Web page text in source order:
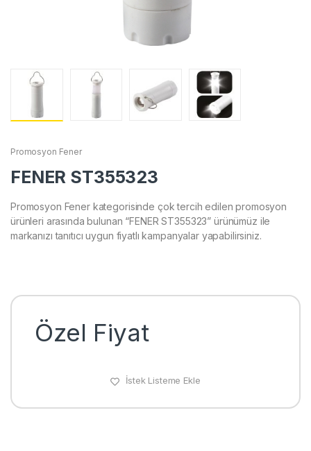
Promosyon Fener
FENER ST355323
Promosyon Fener kategorisinde çok tercih edilen promosyon
ürünleri arasında bulunan “FENER ST355323” ürünümüz ile
markanızı tanıtıcı uygun fiyatlı kampanyalar yapabilirsiniz.
Özel Fiyat
İstek Listeme Ekle